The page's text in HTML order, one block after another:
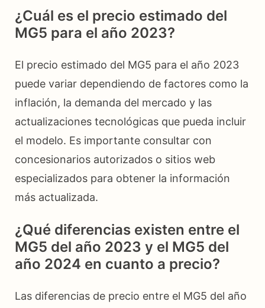
¿Cuál es el precio estimado del
MG5 para el año 2023?
El precio estimado del MG5 para el año 2023
puede variar dependiendo de factores como la
inflación, la demanda del mercado y las
actualizaciones tecnológicas que pueda incluir
el modelo. Es importante consultar con
concesionarios autorizados o sitios web
especializados para obtener la información
más actualizada.
¿Qué diferencias existen entre el
MG5 del año 2023 y el MG5 del
año 2024 en cuanto a precio?
Las diferencias de precio entre el MG5 del año